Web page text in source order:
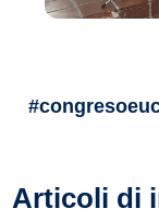
Articoli di